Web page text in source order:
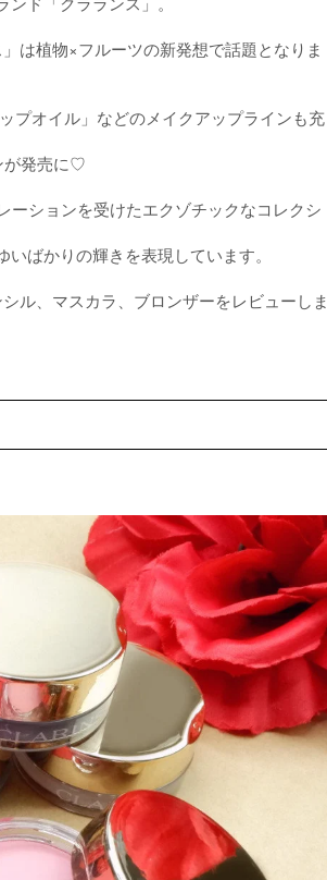
は植物×フルーツの新発想で話題となりま
プオイル」などのメイクアップラインも充
が発売に♡
ーションを受けたエクゾチックなコレクシ
ばかりの輝きを表現しています。
ル、マスカラ、ブロンザーをレビューしま